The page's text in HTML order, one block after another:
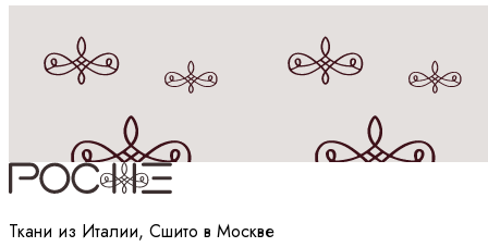
Принимаюполитикуобработки данных
Ткани из Италии, Сшито в Москве